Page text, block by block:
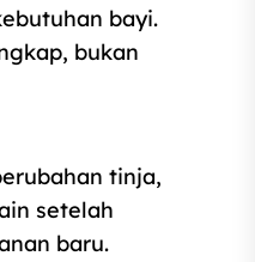
bayi.
bukan
tinja,
setelah
baru.